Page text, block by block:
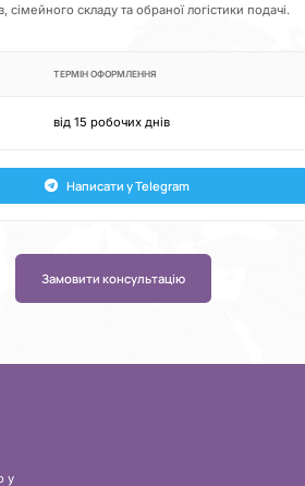
сімейного складу та обраної логістики подачі.
ТЕРМІН ОФОРМЛЕННЯ
від 15 робочих днів
Написати у Telegram
Замовити консультацію
у